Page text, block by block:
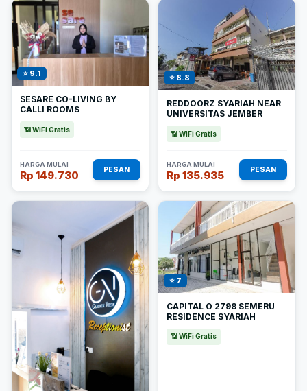
⭐ 9.1
SESARE CO-LIVING BY
CALLI ROOMS
📶 WiFi Gratis
HARGA MULAI
Rp 149.730 PESAN
⭐ 8.8
REDDOORZ SYARIAH NEAR
UNIVERSITAS JEMBER
📶 WiFi Gratis
HARGA MULAI
Rp 135.935 PESAN
⭐ 7
CAPITAL O 2798 SEMERU
RESIDENCE SYARIAH
📶 WiFi Gratis